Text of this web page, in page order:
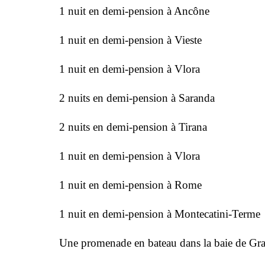
1 nuit en demi-pension à Ancône
1 nuit en demi-pension à Vieste
1 nuit en demi-pension à Vlora
2 nuits en demi-pension à Saranda
2 nuits en demi-pension à Tirana
1 nuit en demi-pension à Vlora
1 nuit en demi-pension à Rome
1 nuit en demi-pension à Montecatini-Terme
Une promenade en bateau dans la baie de